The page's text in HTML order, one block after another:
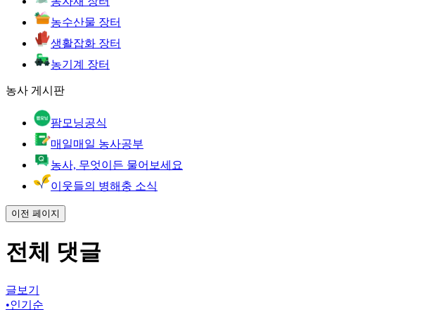
농수산물 장터
생활잡화 장터
농기계 장터
농사 게시판
팜모닝공식
매일매일 농사공부
농사, 무엇이든 물어보세요
이웃들의 병해충 소식
이전 페이지
전체 댓글
글보기
•인기순